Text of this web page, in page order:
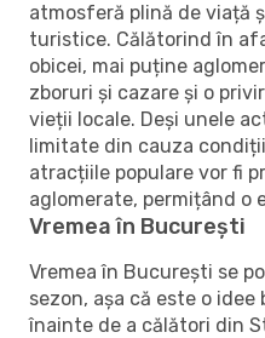
atmosferă plină de viață
turistice. Călătorind în
obicei, mai puține
zboruri și cazare și o
vieții locale. Deși unele
limitate din cauza
atracțiile populare vor fi
aglomerate, permițând o
Vremea în București
Vremea în București se
sezon, așa că este o
înainte de a călători din